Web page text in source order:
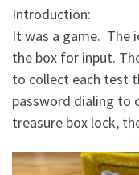
Introduction:
It was a game. The
the box for input.
to collect each test
password dialing to
treasure box lock,